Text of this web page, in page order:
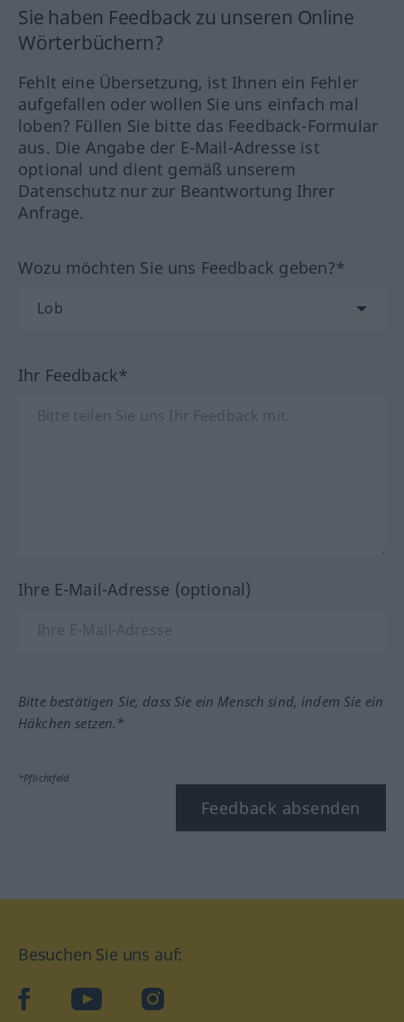
Sie haben Feedback zu unseren Online
Wörterbüchern?
Fehlt eine Übersetzung, ist Ihnen ein Fehler
aufgefallen oder wollen Sie uns einfach mal
loben? Füllen Sie bitte das Feedback-Formular
aus. Die Angabe der E-Mail-Adresse ist
optional und dient gemäß unserem
Datenschutz nur zur Beantwortung Ihrer
Anfrage.
Wozu möchten Sie uns Feedback geben?*
Ihr Feedback*
Ihre E-Mail-Adresse (optional)
Bitte bestätigen Sie, dass Sie ein Mensch sind, indem Sie ein
Häkchen setzen.*
*Pflichtfeld
Feedback absenden
Besuchen Sie uns auf:
facebookYouTube Instagram